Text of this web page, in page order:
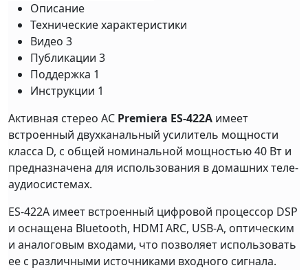
Описание
Технические характеристики
Видео 3
Публикации 3
Поддержка 1
Инструкции 1
Активная стерео АС Premiera ES-422A имеет
встроенный двухканальный усилитель мощности
класса D, с общей номинальной мощностью 40 Вт и
предназначена для использования в домашних теле-
аудиосистемах.
ES-422A имеет встроенный цифровой процессор DSP
и оснащена Bluetooth, HDMI ARC, USB-A, оптическим
и аналоговым входами, что позволяет использовать
ее с различными источниками входного сигнала.